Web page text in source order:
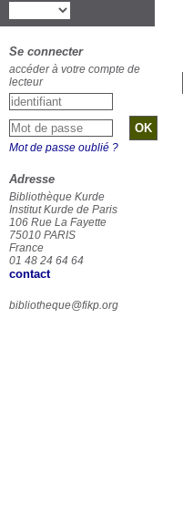
Se connecter
accéder à votre compte de
lecteur
Mot de passe oublié ?
Adresse
Bibliothèque Kurde
Institut Kurde de Paris
106 Rue La Fayette
75010 PARIS
France
01 48 24 64 64
contact
bibliotheque@fikp.org